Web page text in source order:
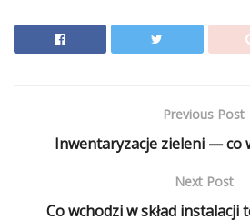
Previous Post
Inwentaryzacje zieleni — co
Next Post
Co wchodzi w skład instalacji